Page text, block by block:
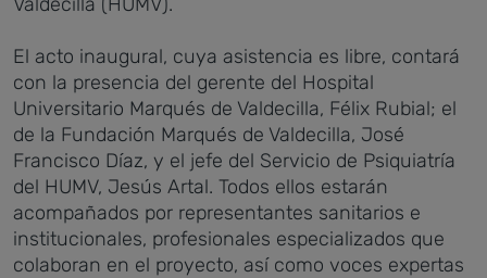
El acto inaugural, cuya asistencia es libre, contará
con la presencia del gerente del Hospital
Universitario Marqués de Valdecilla, Félix Rubial; el
de la Fundación Marqués de Valdecilla, José
Francisco Díaz, y el jefe del Servicio de Psiquiatría
del HUMV, Jesús Artal. Todos ellos estarán
acompañados por representantes sanitarios e
institucionales, profesionales especializados que
colaboran en el proyecto, así como voces expertas